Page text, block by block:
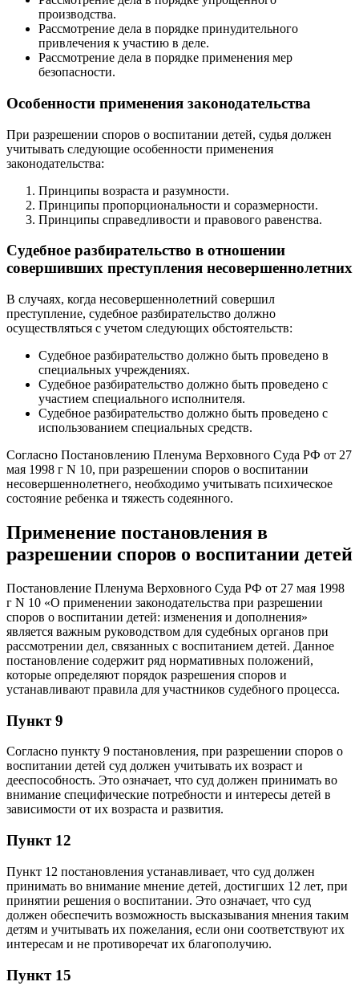
производства.
Рассмотрение дела в порядке принудительного
привлечения к участию в деле.
Рассмотрение дела в порядке применения мер
безопасности.
Особенности применения законодательства
При разрешении споров о воспитании детей, судья должен
учитывать следующие особенности применения
законодательства:
Принципы возраста и разумности.
Принципы пропорциональности и соразмерности.
Принципы справедливости и правового равенства.
Судебное разбирательство в отношении
совершивших преступления несовершеннолетних
В случаях, когда несовершеннолетний совершил
преступление, судебное разбирательство должно
осуществляться с учетом следующих обстоятельств:
Судебное разбирательство должно быть проведено в
специальных учреждениях.
Судебное разбирательство должно быть проведено с
участием специального исполнителя.
Судебное разбирательство должно быть проведено с
использованием специальных средств.
Согласно Постановлению Пленума Верховного Суда РФ от 27
мая 1998 г N 10, при разрешении споров о воспитании
несовершеннолетнего, необходимо учитывать психическое
состояние ребенка и тяжесть содеянного.
Применение постановления в
разрешении споров о воспитании детей
Постановление Пленума Верховного Суда РФ от 27 мая 1998
г N 10 «О применении законодательства при разрешении
споров о воспитании детей: изменения и дополнения»
является важным руководством для судебных органов при
рассмотрении дел, связанных с воспитанием детей. Данное
постановление содержит ряд нормативных положений,
которые определяют порядок разрешения споров и
устанавливают правила для участников судебного процесса.
Пункт 9
Согласно пункту 9 постановления, при разрешении споров о
воспитании детей суд должен учитывать их возраст и
дееспособность. Это означает, что суд должен принимать во
внимание специфические потребности и интересы детей в
зависимости от их возраста и развития.
Пункт 12
Пункт 12 постановления устанавливает, что суд должен
принимать во внимание мнение детей, достигших 12 лет, при
принятии решения о воспитании. Это означает, что суд
должен обеспечить возможность высказывания мнения таким
детям и учитывать их пожелания, если они соответствуют их
интересам и не противоречат их благополучию.
Пункт 15